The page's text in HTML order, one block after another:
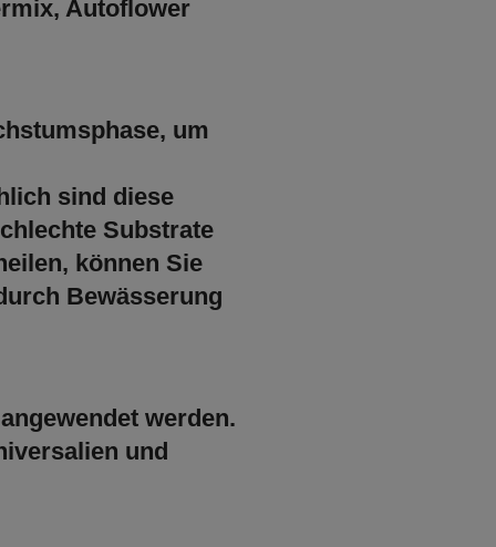
Autoflower
um
sind diese
Substrate
können Sie
Bewässerung
werden.
und